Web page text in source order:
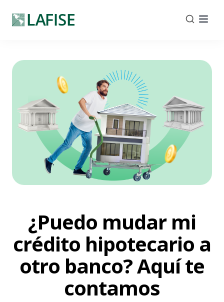
¿Puedo mudar mi
crédito hipotecario a
otro banco? Aquí te
contamos